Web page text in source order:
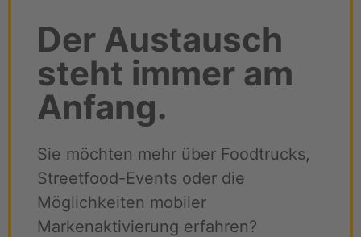
Der Austausch
steht immer am
Anfang.
Sie möchten mehr über Foodtrucks,
Streetfood-Events oder die
Möglichkeiten mobiler
Markenaktivierung erfahren?